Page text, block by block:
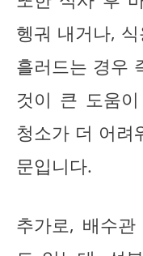
헹궈 내거나,
흘러드는 경우
것이 큰 도움
청소가 더 어려
문입니다.
추가로, 배수